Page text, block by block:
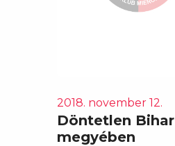
2018. november 12.
Döntetlen Bihar
megyében